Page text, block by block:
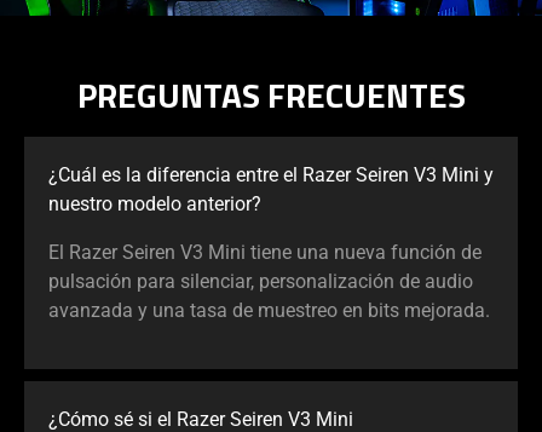
PREGUNTAS FRECUENTES
¿Cuál es la diferencia entre el Razer Seiren V3 Mini y
nuestro modelo anterior?
El Razer Seiren V3 Mini tiene una nueva función de
pulsación para silenciar, personalización de audio
avanzada y una tasa de muestreo en bits mejorada.
¿Cómo sé si el Razer Seiren V3 Mini